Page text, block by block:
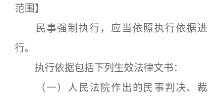
范围】
民事强制执行，应当依照执行依据进
行。
执行依据包括下列生效法律文书：
（一）人民法院作出的民事判决、裁